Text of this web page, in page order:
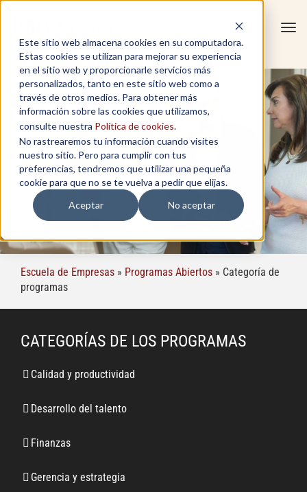
Este sitio web almacena cookies en su computadora.
Estas cookies se utilizan para mejorar su experiencia
en el sitio web y proporcionarle servicios más
personalizados, tanto en este sitio web como a
través de otros medios. Para obtener más
información sobre las cookies que utilizamos,
consulte nuestra Política de cookies.
No rastrearemos tu información cuando visites
nuestro sitio. Pero para cumplir con tus
preferencias, tendremos que utilizar una pequeña
cookie para que no se te vuelva a pedir que elijas.
Aceptar
No aceptar
PROGRAMAS
Escuela de Empresas » Programas Abiertos » Categoría de
programas
CATEGORÍAS DE LOS PROGRAMAS
Calidad y productividad
Desarrollo del talento
Finanzas
Gerencia y estrategia